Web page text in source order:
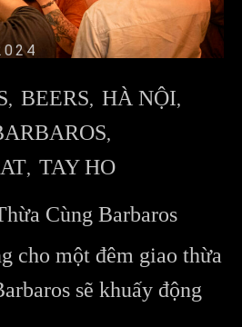
BEERS HÀ NỘI
TAY HO
Cùng Barbaros
cho một đêm giao thừa
sẽ khuấy động